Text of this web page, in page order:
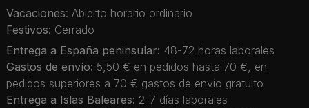
Vacaciones: Abierto horario ordinario
Festivos: Cerrado
Entrega a España peninsular: 48-72 horas laborales
Gastos de envío: 5,50 € en pedidos hasta 70 €, en
pedidos superiores a 70 € gastos de envío gratuito
Entrega a Islas Baleares: 2-7 días laborales